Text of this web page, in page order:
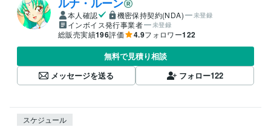
本人確認 機密保持契約(NDA) 未登録
インボイス発行事業者 未登録
総販売実績196評価 4.9フォロワー122
無料で見積り相談
メッセージを送る
フォロー122
スケジュール